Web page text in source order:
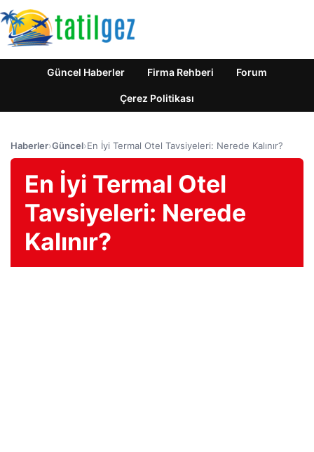
Güncel Haberler Firma Rehberi Forum
Çerez Politikası
Haberler›Güncel›En İyi Termal Otel Tavsiyeleri: Nerede Kalınır?
En İyi Termal Otel
Tavsiyeleri: Nerede
Kalınır?